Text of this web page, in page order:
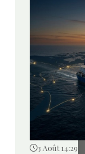
3 Août 14:29